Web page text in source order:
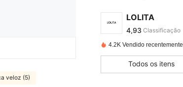
veloz (5)
LOLITA
a***kpago
4,93
4.2K Vendido recentemente
Todos os itens